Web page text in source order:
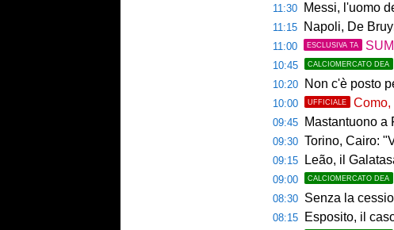
11:30 Messi, l'uomo
11:15 Napoli, De
11:00 ESCLUSIVA TA
10:45 CALCIOMERCATO DEA
10:20 Non c'è posto
10:00 UFFICIALE Como,
09:45 Mastantuono a
09:30 Torino, Cairo:
09:15 Leão, il
09:00 CALCIOMERCATO DEA
08:30 Senza la
08:15 Esposito, il